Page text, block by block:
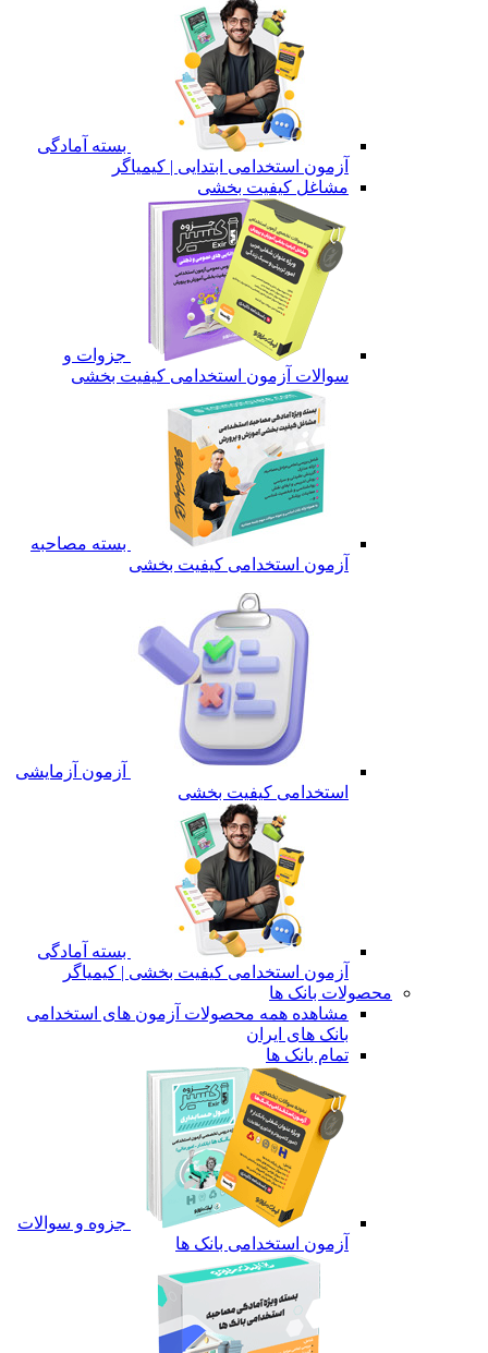
بسته آمادگی
آزمون استخدامی ابتدایی | کیمیاگر
مشاغل کیفیت بخشی
جزوات و
سوالات آزمون استخدامی کیفیت بخشی
بسته مصاحبه
آزمون استخدامی کیفیت بخشی
آزمون آزمایشی
استخدامی کیفیت بخشی
بسته آمادگی
آزمون استخدامی کیفیت بخشی | کیمیاگر
محصولات بانک ها
مشاهده همه محصولات آزمون های استخدامی
بانک های ایران
تمام بانک ها
جزوه و سوالات
آزمون استخدامی بانک ها